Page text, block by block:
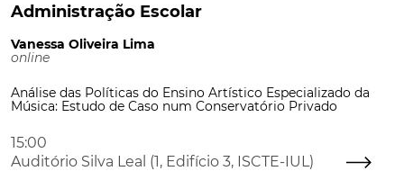
Administração Escolar
Vanessa Oliveira Lima
online
Análise das Políticas do Ensino Artístico Especializado da
Música: Estudo de Caso num Conservatório Privado
15:00
Auditório Silva Leal (1, Edifício 3, ISCTE-IUL)